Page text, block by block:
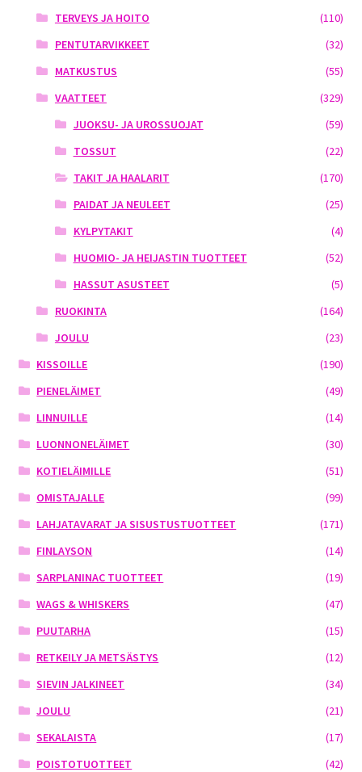
TERVEYS JA HOITO
(110)
PENTUTARVIKKEET
(32)
MATKUSTUS
(55)
VAATTEET
(329)
JUOKSU- JA UROSSUOJAT
(59)
TOSSUT
(22)
TAKIT JA HAALARIT
(170)
PAIDAT JA NEULEET
(25)
KYLPYTAKIT
(4)
HUOMIO- JA HEIJASTIN TUOTTEET
(52)
HASSUT ASUSTEET
(5)
RUOKINTA
(164)
JOULU
(23)
KISSOILLE
(190)
PIENELÄIMET
(49)
LINNUILLE
(14)
LUONNONELÄIMET
(30)
KOTIELÄIMILLE
(51)
OMISTAJALLE
(99)
LAHJATAVARAT JA SISUSTUSTUOTTEET
(171)
FINLAYSON
(14)
SARPLANINAC TUOTTEET
(19)
WAGS & WHISKERS
(47)
PUUTARHA
(15)
RETKEILY JA METSÄSTYS
(12)
SIEVIN JALKINEET
(34)
JOULU
(21)
SEKALAISTA
(17)
POISTOTUOTTEET
(42)